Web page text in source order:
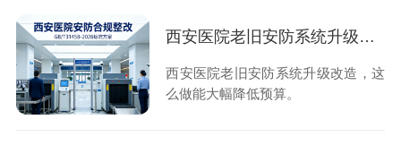
西安医院老旧安防系统升级改造，这么做能大幅降低预算
西安医院老旧安防系统升级改造，这
么做能大幅降低预算。